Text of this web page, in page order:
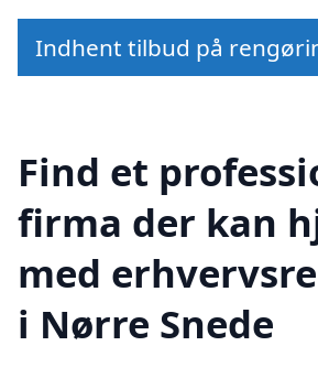
Indhent tilbud på
Find et
firma der kan
med
i Nørre Snede